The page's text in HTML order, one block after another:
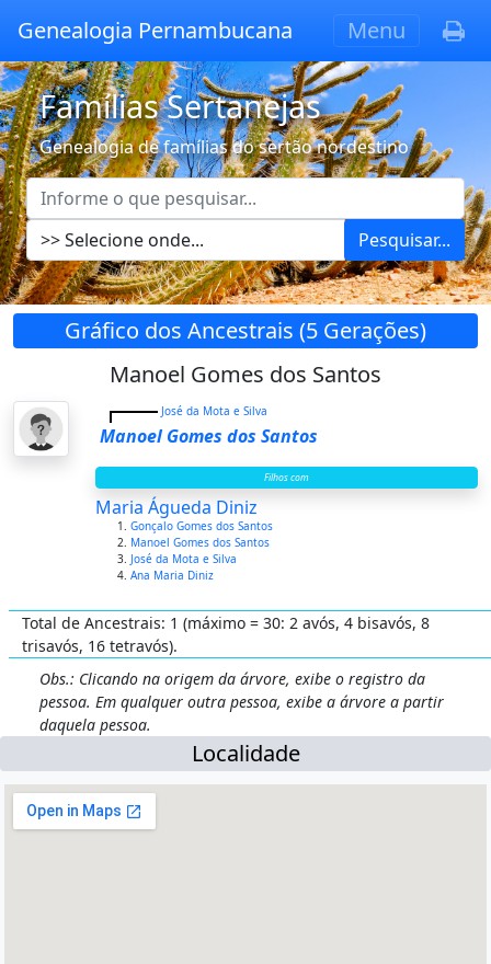
Genealogia Pernambucana Menu
Famílias Sertanejas
Genealogia de famílias do sertão nordestino
Pesquisar...
Gráfico dos Ancestrais (5 Gerações)
Manoel Gomes dos Santos
José da Mota e Silva
Manoel Gomes dos Santos
Filhos com
Maria Águeda Diniz
Gonçalo Gomes dos Santos
Manoel Gomes dos Santos
José da Mota e Silva
Ana Maria Diniz
Total de Ancestrais: 1 (máximo = 30: 2 avós, 4 bisavós, 8
trisavós, 16 tetravós).
Obs.: Clicando na origem da árvore, exibe o registro da
pessoa. Em qualquer outra pessoa, exibe a árvore a partir
daquela pessoa.
Localidade